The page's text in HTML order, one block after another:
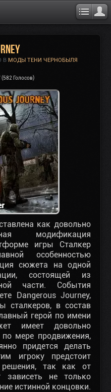
В МОДЫ ТЕНИ ЧЕРНОБЫЛЯ
(582 Голосов)
как довольно
модификация
игры Сталкер
особенностью
сюжета на одной
состоящей из
части. События
Dangerous Journey,
сталкеров, в состав
герой по имени
имеет довольно
мере продвижения,
придется делать
игроку предстоит
так как от
зависеть не только
истинной концовки.